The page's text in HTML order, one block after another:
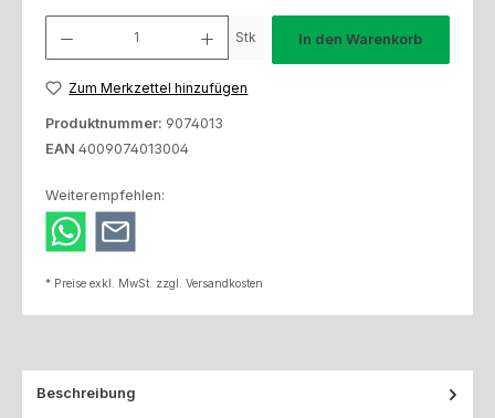
Stk In den Warenkorb
Zum Merkzettel hinzufügen
Produktnummer: 9074013
EAN 4009074013004
Weiterempfehlen:
* Preise exkl. MwSt. zzgl. Versandkosten
Beschreibung